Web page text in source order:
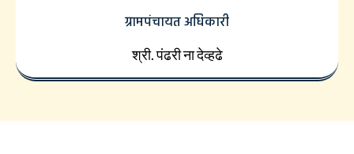
ग्रामपंचायत अधिकारी
श्री. पंढरी ना देव्हढे